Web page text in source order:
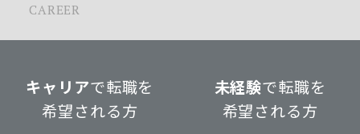
CAREER
キャリアで転職を
希望される方
未経験で転職を
希望される方